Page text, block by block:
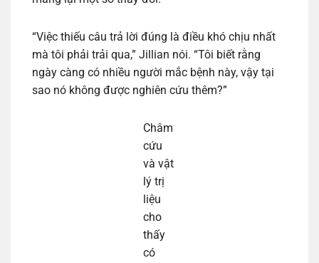
“Việc thiếu câu trả lời đúng là điều khó chịu nhất
mà tôi phải trải qua,” Jillian nói. “Tôi biết rằng
ngày càng có nhiều người mắc bệnh này, vậy tại
sao nó không được nghiên cứu thêm?”
Châm
cứu
và vật
lý trị
liệu
cho
thấy
có